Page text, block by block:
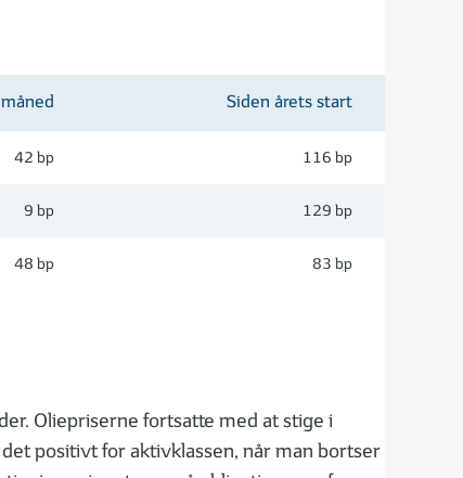
Siden årets start
42 bp 116 bp
9 bp 129 bp
48 bp 83 bp
Oliepriserne fortsatte med at stige i
positivt for aktivklassen, når man bortser